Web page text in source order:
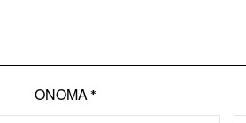
ΌΝΟΜΑ *